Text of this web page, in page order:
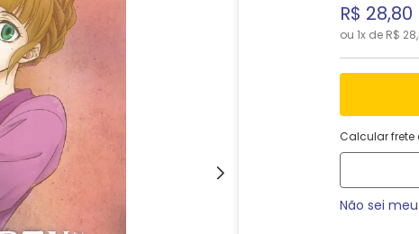
R$ 28,80
ou 1x de R$ 28,
Calcular frete
Não sei meu